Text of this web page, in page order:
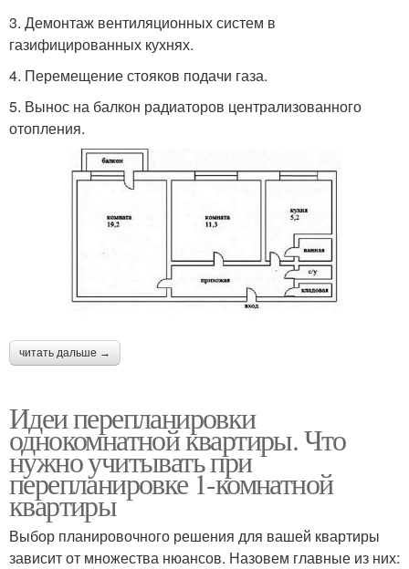
3.​ Демонтаж вентиляционных систем в
газифицированных кухнях.
4.​ Перемещение стояков подачи газа.
5.​ Вынос на балкон радиаторов централизованного
отопления.
читать дальше →
Идеи перепланировки
однокомнатной квартиры. Что
нужно учитывать при
перепланировке 1-комнатной
квартиры
Выбор планировочного решения для вашей квартиры
зависит от множества нюансов. Назовем главные из них: